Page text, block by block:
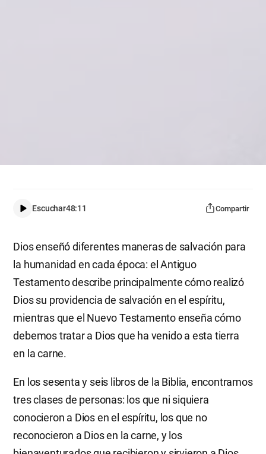
Escuchar48:11 Compartir
Dios enseñó diferentes maneras de salvación para
la humanidad en cada época: el Antiguo
Testamento describe principalmente cómo realizó
Dios su providencia de salvación en el espíritu,
mientras que el Nuevo Testamento enseña cómo
debemos tratar a Dios que ha venido a esta tierra
en la carne.
En los sesenta y seis libros de la Biblia, encontramos
tres clases de personas: los que ni siquiera
conocieron a Dios en el espíritu, los que no
reconocieron a Dios en la carne, y los